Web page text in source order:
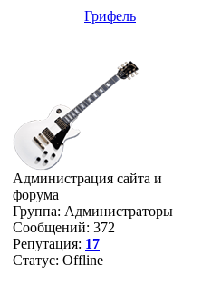
Грифель
Администрация сайта и
форума
Группа: Администраторы
Сообщений: 372
Репутация: 17
Статус: Offline